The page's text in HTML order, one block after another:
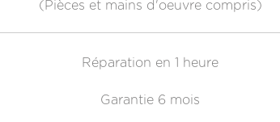
(Pièces et mains d'oeuvre compris)
Réparation en 1 heure
Garantie 6 mois